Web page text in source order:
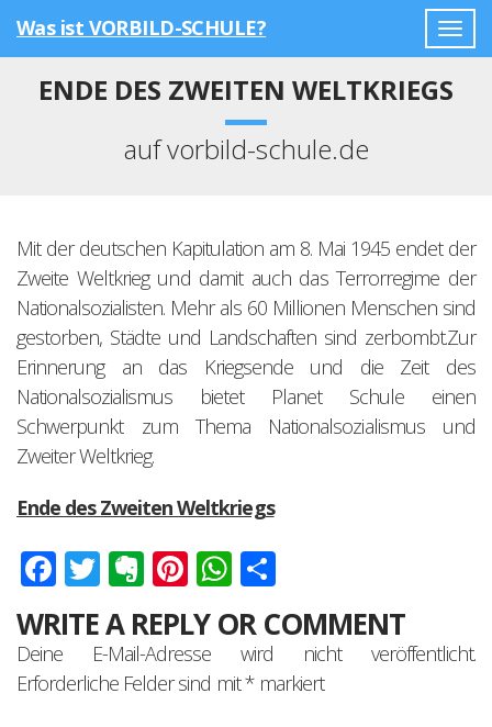
Was ist VORBILD-SCHULE?
ENDE DES ZWEITEN WELTKRIEGS
auf vorbild-schule.de
Mit der deutschen Kapitulation am 8. Mai 1945 endet der
Zweite Weltkrieg und damit auch das Terrorregime der
Nationalsozialisten. Mehr als 60 Millionen Menschen sind
gestorben, Städte und Landschaften sind zerbombt.Zur
Erinnerung an das Kriegsende und die Zeit des
Nationalsozialismus bietet Planet Schule einen
Schwerpunkt zum Thema Nationalsozialismus und
Zweiter Weltkrieg.
Ende des Zweiten Weltkriegs
Facebook
Twitter
Evernote
Pinterest
WhatsApp
WRITE A REPLY OR COMMENT
Deine E-Mail-Adresse wird nicht veröffentlicht.
Erforderliche Felder sind mit*markiert